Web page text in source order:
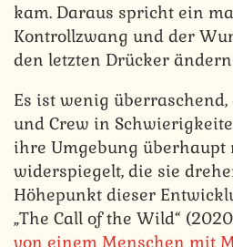
kam. Daraus spricht ein
Kontrollzwang und der
den letzten Drücker
Es ist wenig
und Crew in
ihre Umgebung überhaupt
widerspiegelt, die sie
Höhepunkt dieser
„The Call of the Wild“
von einem Menschen mit